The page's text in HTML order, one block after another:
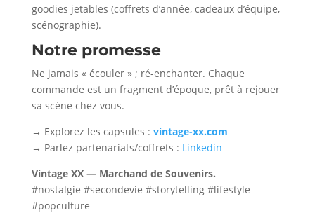
goodies jetables (coffrets d’année, cadeaux d’équipe,
scénographie).
Notre promesse
Ne jamais « écouler » ; ré-enchanter. Chaque
commande est un fragment d’époque, prêt à rejouer
sa scène chez vous.
→ Explorez les capsules : vintage-xx.com
→ Parlez partenariats/coffrets : Linkedin
Vintage XX — Marchand de Souvenirs.
#nostalgie #secondevie #storytelling #lifestyle
#popculture